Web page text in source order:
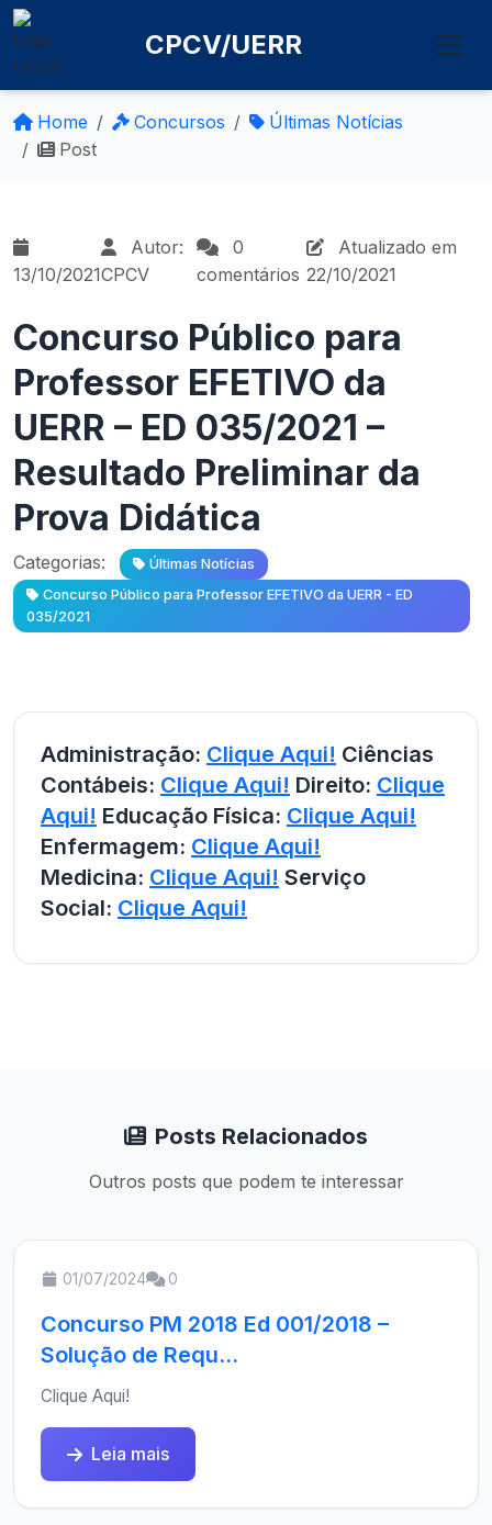
CPCV/UERR
Home Concursos
Últimas Notícias
Post
13/10/2021
Autor:
CPCV
0
comentários
Atualizado em
22/10/2021
Concurso Público para
Professor EFETIVO da
UERR – ED 035/2021 –
Resultado Preliminar da
Prova Didática
Categorias:
Últimas Notícias
Concurso Público para Professor EFETIVO da UERR - ED
035/2021
Administração: Clique Aqui! Ciências
Contábeis: Clique Aqui! Direito: Clique
Aqui! Educação Física: Clique Aqui!
Enfermagem: Clique Aqui!
Medicina: Clique Aqui! Serviço
Social: Clique Aqui!
Posts Relacionados
Outros posts que podem te interessar
01/07/2024 0
Concurso PM 2018 Ed 001/2018 –
Solução de Requ...
Clique Aqui!
Leia mais